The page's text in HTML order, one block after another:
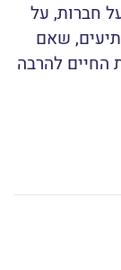
חברות, על
שאם
החיים להרבה